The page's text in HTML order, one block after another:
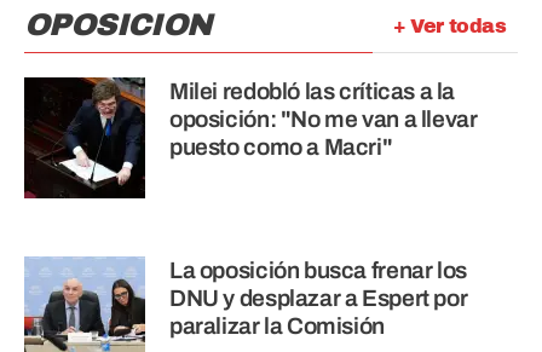
+ Ver todas
OPOSICION
Milei redobló las críticas a la
oposición: "No me van a llevar
puesto como a Macri"
La oposición busca frenar los
DNU y desplazar a Espert por
paralizar la Comisión